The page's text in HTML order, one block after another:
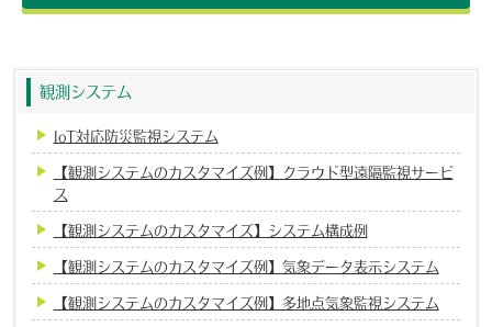
観測システム
IoT対応防災監視システム
【観測システムのカスタマイズ例】クラウド型遠隔監視サービ
ス
【観測システムのカスタマイズ】システム構成例
【観測システムのカスタマイズ例】気象データ表示システム
【観測システムのカスタマイズ例】多地点気象監視システム